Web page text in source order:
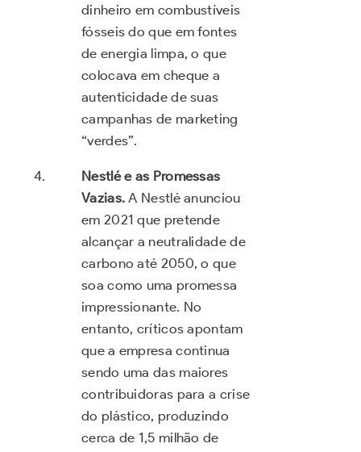
dinheiro em combustíveis
fósseis do que em fontes
de energia limpa, o que
colocava em cheque a
autenticidade de suas
campanhas de marketing
“verdes”.
Nestlé e as Promessas
Vazias.A Nestlé anunciou
em 2021 que pretende
alcançar a neutralidade de
carbono até 2050, o que
soa como uma promessa
impressionante. No
entanto, críticos apontam
que a empresa continua
sendo uma das maiores
contribuidoras para a crise
do plástico, produzindo
cerca de 1,5 milhão de